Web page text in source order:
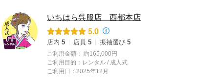
いちはら呉服店 西都本店
5.0
店内 5 店員 5 振袖選び 5
ご利用金額： 約165,000円
ご利用目的： レンタル / 成人式
ご利用日：2025年12月